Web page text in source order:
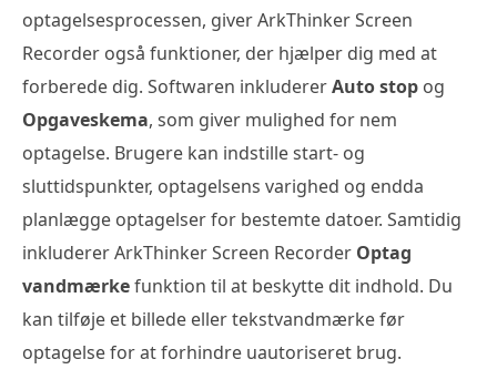
optagelsesprocessen, giver ArkThinker Screen
Recorder også funktioner, der hjælper dig med at
forberede dig. Softwaren inkludererAuto stop og
Opgaveskema, som giver mulighed for nem
optagelse. Brugere kan indstille start- og
sluttidspunkter, optagelsens varighed og endda
planlægge optagelser for bestemte datoer. Samtidig
inkluderer ArkThinker Screen Recorder Optag
vandmærkefunktion til at beskytte dit indhold. Du
kan tilføje et billede eller tekstvandmærke før
optagelse for at forhindre uautoriseret brug.